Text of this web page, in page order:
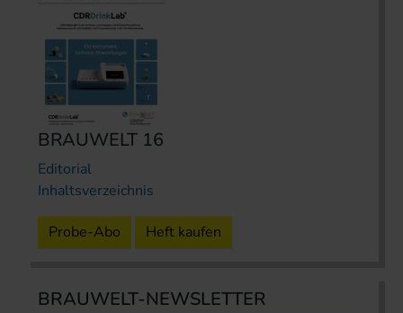
BRAUWELT 16
Editorial
Inhaltsverzeichnis
Probe-Abo Heft kaufen
BRAUWELT-NEWSLETTER